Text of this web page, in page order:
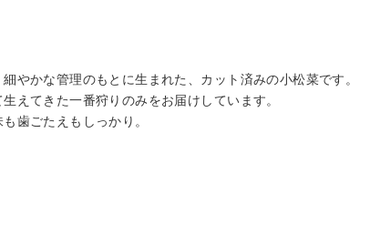
やかな管理のもとに生まれた、カット済みの小松菜です。
えてきた一番狩りのみをお届けしています。
歯ごたえもしっかり。